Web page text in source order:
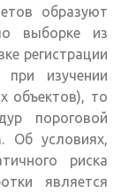
образуют
выборке из
регистрации
изучении
объектов), то
пороговой
Об условиях,
риска
является